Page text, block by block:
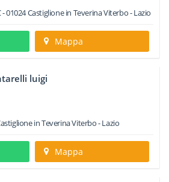
-01024Castiglione in TeverinaViterbo -Lazio
Mappa
luigi
in TeverinaViterbo -Lazio
Mappa